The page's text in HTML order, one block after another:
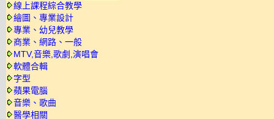
線上課程綜合教學
繪圖、專業設計
專業、幼兒教學
商業、網路、一般
MTV,音樂,歌劇,演唱會
軟體合輯
字型
蘋果電腦
音樂、歌曲
醫學相關